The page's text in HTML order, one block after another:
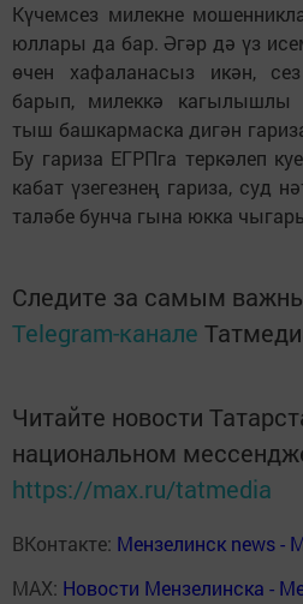
Күчемсез милекне
юллары да бар. Әгәр дә үз
өчен хафаланасыз икән,
барып, милеккә кагылышлы
тыш башкармаска дигән
Бу гариза ЕГРПга теркәлеп
кабат үзегезнең гариза, суд
таләбе бунча гына юкка
Следите за самым
Telegram-канале
Читайте новости
национальном
https://max.ru/tatmedia
ВКонтакте: Мензелинск news -
MAX: Новости Мензелинска -